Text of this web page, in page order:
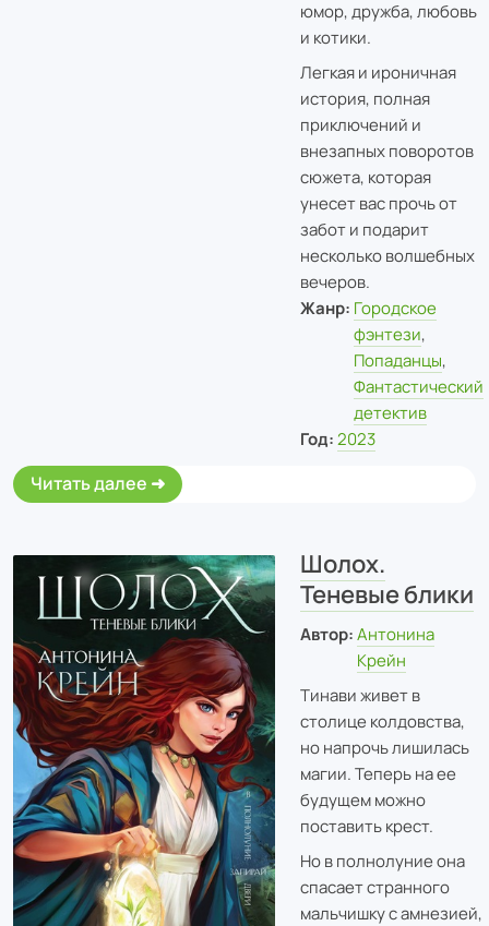
юмор, дружба, любовь
и котики.
Легкая и ироничная
история, полная
приключений и
внезапных поворотов
сюжета, которая
унесет вас прочь от
забот и подарит
несколько волшебных
вечеров.
Жанр: Городское
фэнтези,
Попаданцы,
Фантастический
детектив
Год: 2023
Читать далее
Шолох.
Теневые блики
Автор: Антонина
Крейн
Тинави живет в
столице колдовства,
но напрочь лишилась
магии. Теперь на ее
будущем можно
поставить крест.
Но в полнолуние она
спасает странного
мальчишку с амнезией,